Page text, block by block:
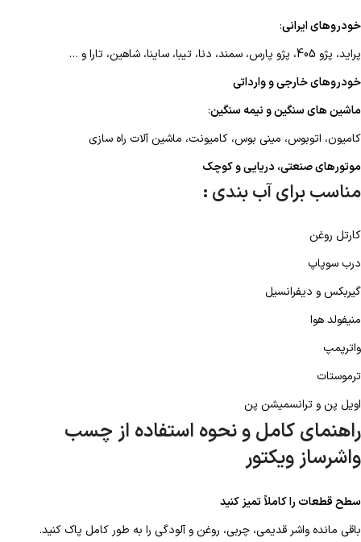
خودروهای ایرانی:
پراید، پژو 405، پژو پارس، سمند، دنا، تیبا، ساینا، شاهین، تارا و …
خودروهای خارجی و وارداتی
ماشین های سنگین و نیمه سنگین:
کامیون، اتوبوس، مینی بوس، کامیونت، ماشین آلات راه سازی
موتورهای صنعتی، دریایی و کوچک
مناسب برای آب بندی :
کارتل روغن
درب سوپاپ
گیربکس و دیفرانسیل
منیفولد هوا
واترپمپ
ترموستات
اویل پن و ترانسمیشن پن
راهنمای کامل و نحوه استفاده از چسب
واشرساز ویکتور
سطح قطعات را کاملاً تمیز کنید
باقی مانده واشر قدیمی، چربی، روغن و آلودگی را به طور کامل پاک کنید.